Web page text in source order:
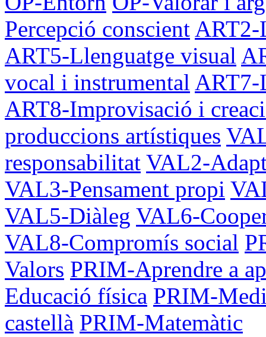
Percepció conscient ART2-
ART5-Llenguatge visual
vocal i instrumental ART7-
ART8-Improvisació i
produccions artístiques
responsabilitat VAL2-
VAL3-Pensament propi
VAL5-Diàleg VAL6-
VAL8-Compromís social
Valors PRIM-Aprendre a
Educació física PRIM-
castellà PRIM-Matemàtic